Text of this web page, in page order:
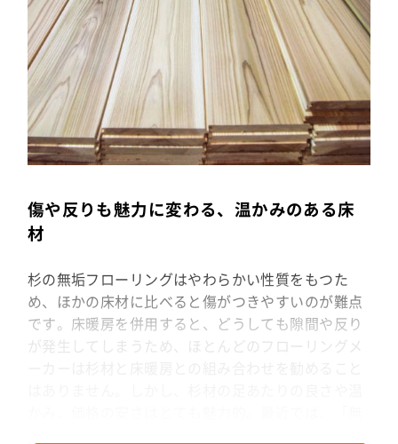
傷や反りも魅力に変わる、温かみのある床
材
杉の無垢フローリングはやわらかい性質をもつた
め、ほかの床材に比べると傷がつきやすいのが難点
です。床暖房を併用すると、どうしても隙間や反り
が発生してしまうため、ほとんどのフローリングメ